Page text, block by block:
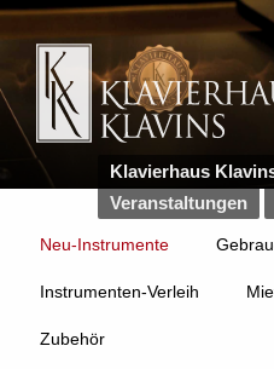
Klavierhaus
Veranstaltungen
Neu-Instrumente
Instrumenten-Verleih
Zubehör